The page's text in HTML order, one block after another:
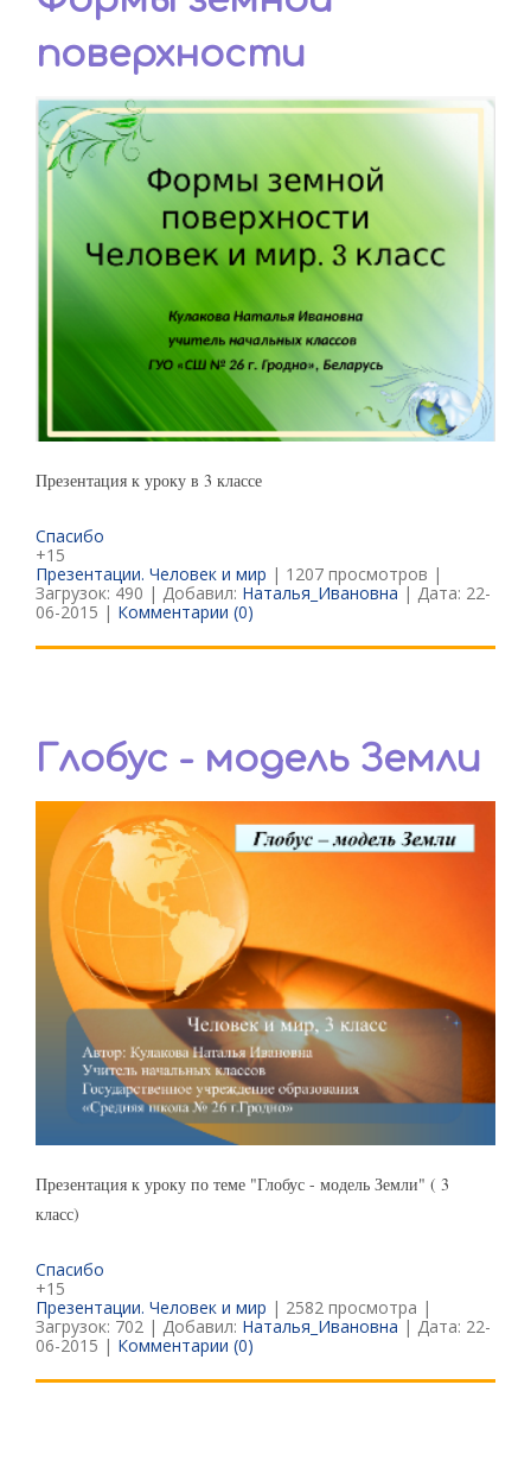
поверхности
Презентация к уроку в 3 классе
Спасибо
+15
Презентации. Человек и мир | 1207 просмотров |
Загрузок: 490 | Добавил: Наталья_Ивановна | Дата: 22-
06-2015 | Комментарии (0)
Глобус - модель Земли
Презентация к уроку по теме "Глобус - модель Земли" ( 3
класс)
Спасибо
+15
Презентации. Человек и мир | 2582 просмотра |
Загрузок: 702 | Добавил: Наталья_Ивановна | Дата: 22-
06-2015 | Комментарии (0)